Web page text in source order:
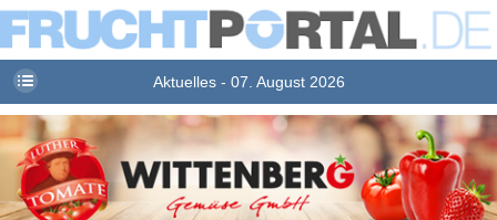
Aktuelles - 07. August 2026